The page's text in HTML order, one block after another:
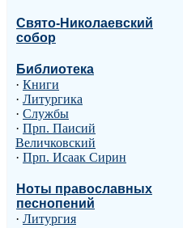
Свято-Николаевский
собор
Библиотека
· Книги
· Литургика
· Службы
· Прп. Паисий
Величковский
· Прп. Исаак Сирин
Ноты православных
песнопений
· Литургия